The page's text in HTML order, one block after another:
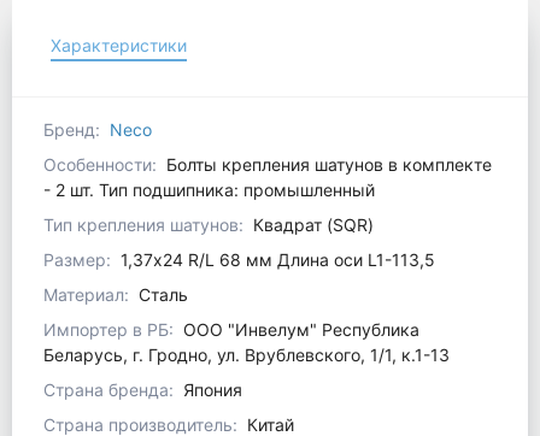
Характеристики
Бренд: Neco
Особенности: Болты крепления шатунов в комплекте
- 2 шт. Тип подшипника: промышленный
Тип крепления шатунов: Квадрат (SQR)
Размер: 1,37x24 R/L 68 мм Длина оси L1-113,5
Материал: Сталь
Импортер в РБ: ООО "Инвелум" Республика
Беларусь, г. Гродно, ул. Врублевского, 1/1, к.1-13
Страна бренда: Япония
Страна производитель: Китай